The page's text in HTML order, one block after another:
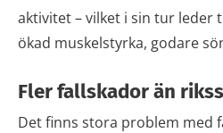
aktivitet – vilket i sin tur leder
ökad muskelstyrka, godare
Fler fallskador än
Det finns stora problem med